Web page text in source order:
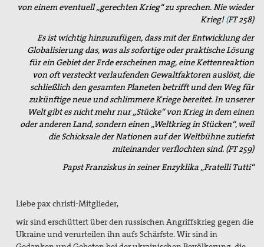
von einem eventuell „gerechten Krieg“ zu sprechen. Nie wieder
Krieg!(FT 258)
Es ist wichtig hinzuzufügen, dass mit der Entwicklung der
Globalisierung das, was als sofortige oder praktische Lösung
für ein Gebiet der Erde erscheinen mag, eine Kettenreaktion
von oft versteckt verlaufenden Gewaltfaktoren auslöst, die
schließlich den gesamten Planeten betrifft und den Weg für
zukünftige neue und schlimmere Kriege bereitet. In unserer
Welt gibt es nicht mehr nur „Stücke“ von Krieg in dem einen
oder anderen Land, sondern einen „Weltkrieg in Stücken“, weil
die Schicksale der Nationen auf der Weltbühne zutiefst
miteinander verflochten sind. (FT 259)
Papst Franziskus in seiner Enzyklika „Fratelli Tutti“
Liebe pax christi-Mitglieder,
wir sind erschüttert über den russischen Angriffskrieg gegen die
Ukraine und verurteilen ihn aufs Schärfste. Wir sind in